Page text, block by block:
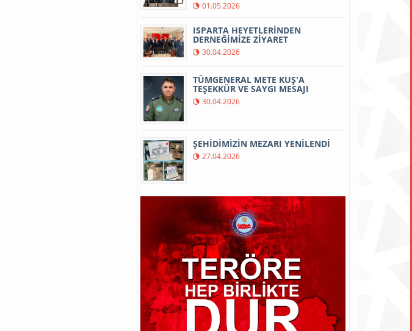
01.05.2026
ISPARTA HEYETLERİNDEN
DERNEĞİMİZE ZİYARET
30.04.2026
TÜMGENERAL METE KUŞ'A
TEŞEKKÜR VE SAYGI MESAJI
30.04.2026
ŞEHİDİMİZİN MEZARI YENİLENDİ
27.04.2026